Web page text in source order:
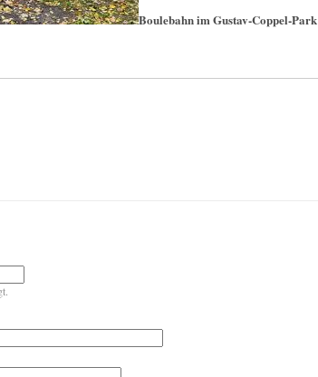
Boulebahn im Gustav-Coppel-Park